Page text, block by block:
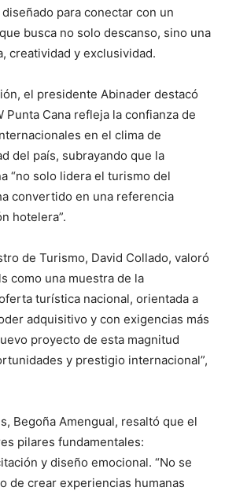
para conectar con un
busca no solo descanso, sino una
creatividad y exclusividad.
el presidente Abinader destacó
Punta Cana refleja la confianza de
en el clima de
del país, subrayando que la
“no solo lidera el turismo del
convertido en una referencia
hotelera”.
de Turismo, David Collado, valoró
como una muestra de la
turística nacional, orientada a
adquisitivo y con exigencias más
proyecto de esta magnitud
y prestigio internacional”,
Begoña Amengual, resaltó que el
pilares fundamentales:
y diseño emocional. “No se
de crear experiencias humanas